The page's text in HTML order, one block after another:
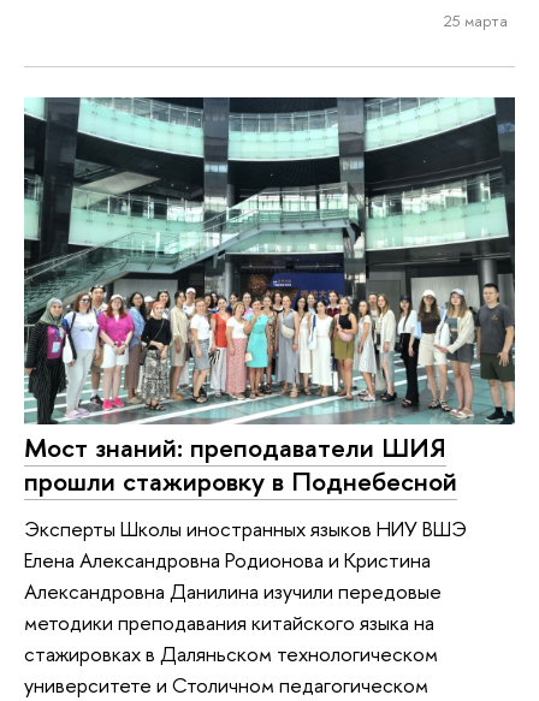
25 марта
Мост знаний: преподаватели ШИЯ
прошли стажировку в Поднебесной
Эксперты Школы иностранных языков НИУ ВШЭ
Елена Александровна Родионова и Кристина
Александровна Данилина изучили передовые
методики преподавания китайского языка на
стажировках в Даляньском технологическом
университете и Столичном педагогическом